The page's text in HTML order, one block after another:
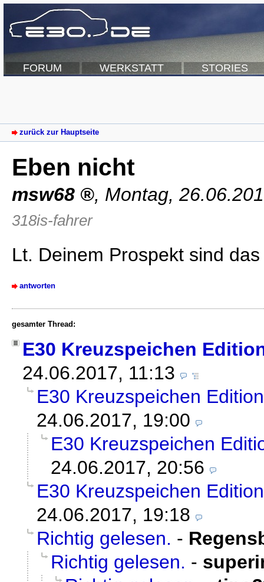
FORUM WERKSTATT STORIES
zurück zur Hauptseite
Eben nicht
msw68 , Montag,
318is-fahrer
Lt. Deinem Prospekt sind
antworten
gesamter Thread:
E30 Kreuzspeichen
24.06.2017, 11:13
E30 Kreuzspeichen
24.06.2017, 19:00
E30 Kreuzspeichen
24.06.2017, 20:56
E30 Kreuzspeichen
24.06.2017, 19:18
Richtig gelesen. -
Richtig gelesen. -